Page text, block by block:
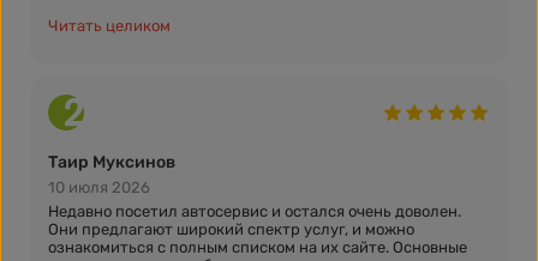
адекватные цены.
Читать целиком
Таир Муксинов
10 июля 2026
Недавно посетил автосервис и остался очень доволен.
Они предлагают широкий спектр услуг, и можно
ознакомиться с полным списком на их сайте. Основные